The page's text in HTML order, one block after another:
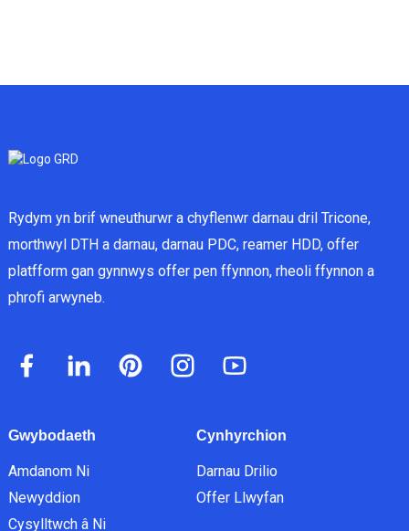
Rydym yn brif wneuthurwr a chyflenwr darnau dril Tricone,
morthwyl DTH a darnau, darnau PDC, reamer HDD, offer
platfform gan gynnwys offer pen ffynnon, rheoli ffynnon a
phrofi arwyneb.
Gwybodaeth
Amdanom Ni
Newyddion
Cysylltwch â Ni
Cynhyrchion
Darnau Drilio
Offer Llwyfan